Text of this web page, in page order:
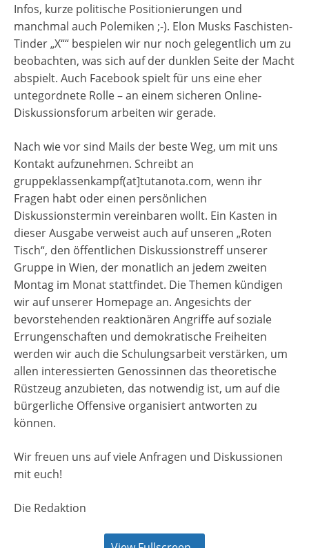
Infos, kurze politische Positionierungen und
manchmal auch Polemiken ;-). Elon Musks Faschisten-
Tinder „X““ bespielen wir nur noch gelegentlich um zu
beobachten, was sich auf der dunklen Seite der Macht
abspielt. Auch Facebook spielt für uns eine eher
untegordnete Rolle – an einem sicheren Online-
Diskussionsforum arbeiten wir gerade.
Nach wie vor sind Mails der beste Weg, um mit uns
Kontakt aufzunehmen. Schreibt an
gruppeklassenkampf(at]tutanota.com, wenn ihr
Fragen habt oder einen persönlichen
Diskussionstermin vereinbaren wollt. Ein Kasten in
dieser Ausgabe verweist auch auf unseren „Roten
Tisch“, den öffentlichen Diskussionstreff unserer
Gruppe in Wien, der monatlich an jedem zweiten
Montag im Monat stattfindet. Die Themen kündigen
wir auf unserer Homepage an. Angesichts der
bevorstehenden reaktionären Angriffe auf soziale
Errungenschaften und demokratische Freiheiten
werden wir auch die Schulungsarbeit verstärken, um
allen interessierten Genossinnen das theoretische
Rüstzeug anzubieten, das notwendig ist, um auf die
bürgerliche Offensive organisiert antworten zu
können.
Wir freuen uns auf viele Anfragen und Diskussionen
mit euch!
Die Redaktion